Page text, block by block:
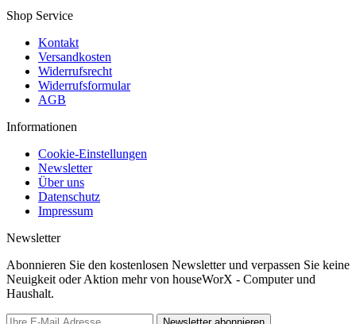
Shop Service
Kontakt
Versandkosten
Widerrufsrecht
Widerrufsformular
AGB
Informationen
Cookie-Einstellungen
Newsletter
Über uns
Datenschutz
Impressum
Newsletter
Abonnieren Sie den kostenlosen Newsletter und verpassen Sie keine
Neuigkeit oder Aktion mehr von houseWorX - Computer und
Haushalt.